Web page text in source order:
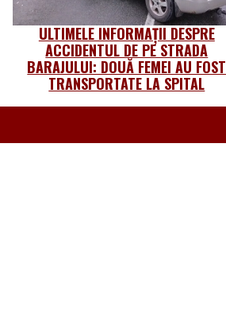
ULTIMELE INFORMAȚII DESPRE
ACCIDENTUL DE PE STRADA
BARAJULUI: DOUĂ FEMEI AU FOST
TRANSPORTATE LA SPITAL